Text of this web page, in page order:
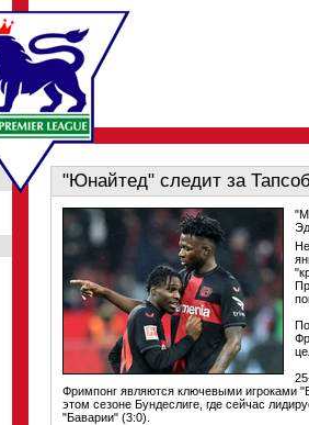
"Юнайтед" следит за
Фримпонг являются ключевыми игроками
этом сезоне Бундеслиге, где сейчас
"Баварии" (3:0).